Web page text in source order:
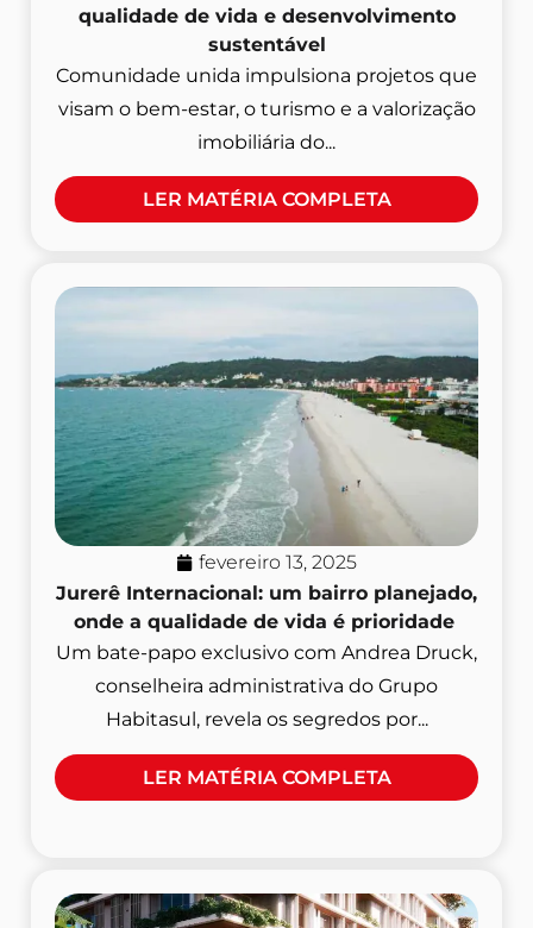
qualidade de vida e desenvolvimento
sustentável
Comunidade unida impulsiona projetos que
visam o bem-estar, o turismo e a valorização
imobiliária do...
LER MATÉRIA COMPLETA
fevereiro 13, 2025
Jurerê Internacional: um bairro planejado,
onde a qualidade de vida é prioridade
Um bate-papo exclusivo com Andrea Druck,
conselheira administrativa do Grupo
Habitasul, revela os segredos por...
LER MATÉRIA COMPLETA